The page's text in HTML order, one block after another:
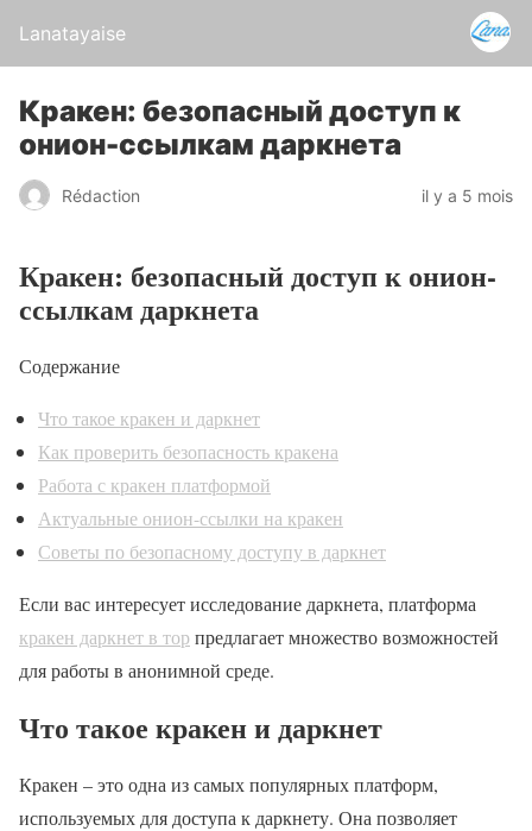
Lanatayaise
Кракен: безопасный доступ к
онион-ссылкам даркнета
Rédaction il y a 5 mois
Кракен: безопасный доступ к онион-
ссылкам даркнета
Содержание
Что такое кракен и даркнет
Как проверить безопасность кракена
Работа с кракен платформой
Актуальные онион-ссылки на кракен
Советы по безопасному доступу в даркнет
Если вас интересует исследование даркнета, платформа
кракен даркнет в тор предлагает множество возможностей
для работы в анонимной среде.
Что такое кракен и даркнет
Кракен – это одна из самых популярных платформ,
используемых для доступа к даркнету. Она позволяет